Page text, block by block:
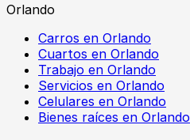
Orlando
Carros en Orlando
Cuartos en Orlando
Trabajo en Orlando
Servicios en Orlando
Celulares en Orlando
Bienes raíces en Orlando